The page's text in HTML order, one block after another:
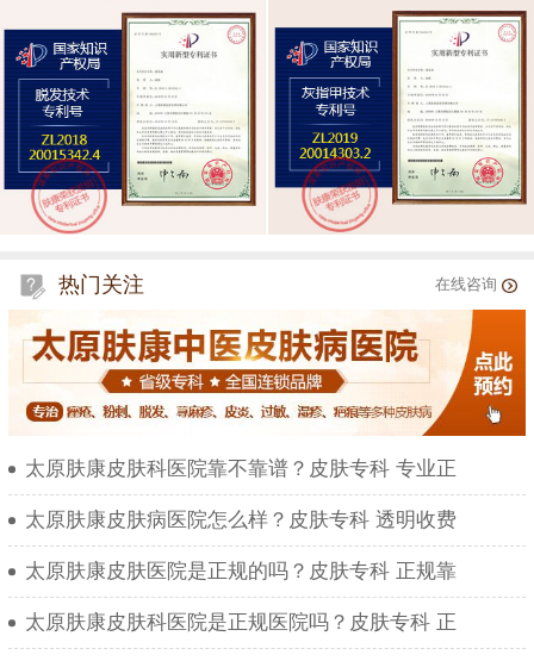
热门关注 在线咨询
太原肤康皮肤科医院靠不靠谱？皮肤专科 专业正
太原肤康皮肤病医院怎么样？皮肤专科 透明收费
太原肤康皮肤医院是正规的吗？皮肤专科 正规靠
太原肤康皮肤科医院是正规医院吗？皮肤专科 正